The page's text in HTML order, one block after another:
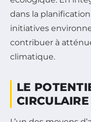
dans la
initiatives
contribuer à
climatique.
LE